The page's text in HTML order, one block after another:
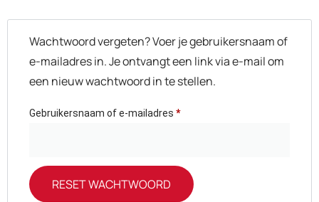
Wachtwoord vergeten? Voer je gebruikersnaam of
e-mailadres in. Je ontvangt een link via e-mail om
een nieuw wachtwoord in te stellen.
Gebruikersnaam of e-mailadres *
RESET WACHTWOORD